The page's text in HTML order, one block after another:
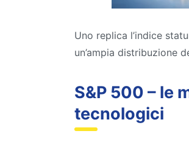
Uno replica l’indice
un’ampia distribuzione
S&P 500 – le
tecnologici